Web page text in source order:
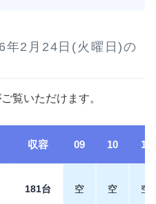
年2月24日(火曜日)の
覧いただけます。
収容 09 10 11
181台 空 空 空